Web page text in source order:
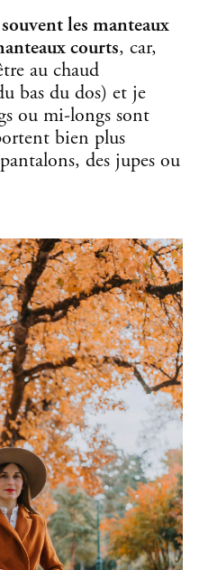
les manteaux
courts, car,
au chaud
bas du dos) et je
ou mi-longs sont
bien plus
des jupes ou